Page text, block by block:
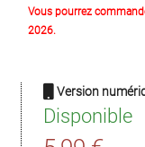
Vous pourrez
2026.
Version
Disponible